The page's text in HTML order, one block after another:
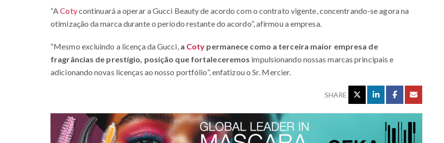
“ACotycontinuará a operar a Gucci Beauty de acordo com o contrato vigente, concentrando-se agora na
otimização da marca durante o período restante do acordo”, afirmou a empresa.
“Mesmo excluindo a licença da Gucci, a Coty permanece como a terceira maior empresa de
fragrâncias de prestígio, posição que fortaleceremos impulsionando nossas marcas principais e
adicionando novas licenças ao nosso portfólio”, enfatizou o Sr. Mercier.
SHARE